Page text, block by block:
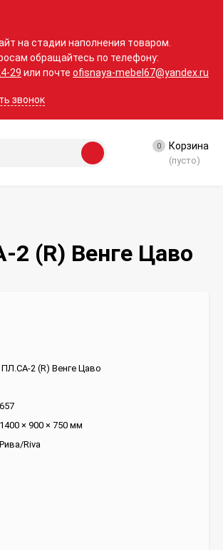
на стадии наполнения товаром.
обращайтесь по телефону:
29 или почте ofisnaya-mebel67@yandex.ru
звонок
0 Корзина
(пусто)
(R) Венге Цаво
2 (R) Венге Цаво
657
1400 × 900 × 750 мм
Рива/Riva